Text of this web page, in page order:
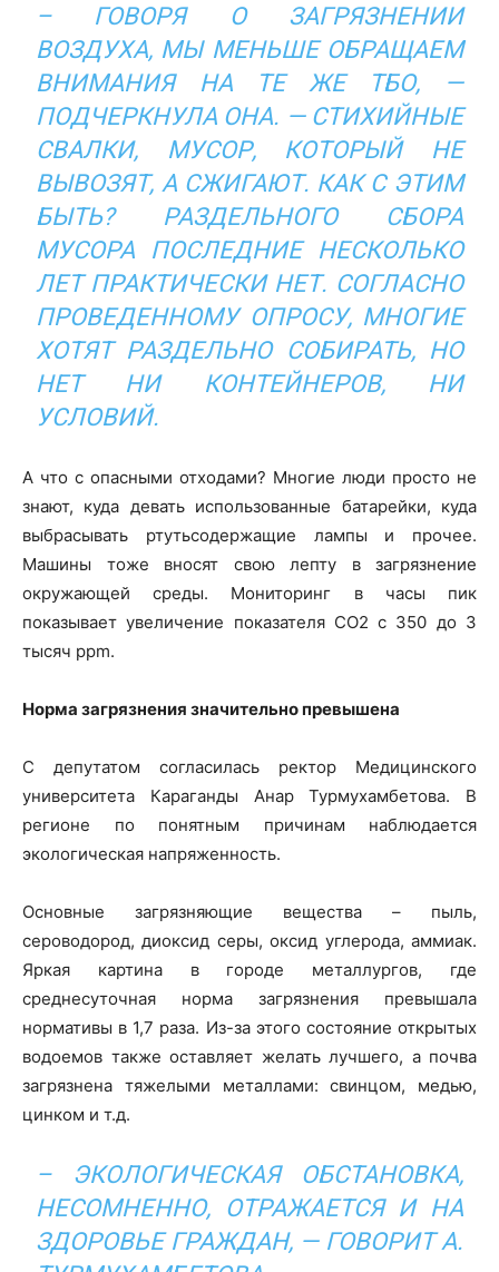
– ГОВОРЯ О ЗАГРЯЗНЕНИИ
ВОЗДУХА, МЫ МЕНЬШЕ ОБРАЩАЕМ
ВНИМАНИЯ НА ТЕ ЖЕ ТБО, —
ПОДЧЕРКНУЛА ОНА. — СТИХИЙНЫЕ
СВАЛКИ, МУСОР, КОТОРЫЙ НЕ
ВЫВОЗЯТ, А СЖИГАЮТ. КАК С ЭТИМ
БЫТЬ? РАЗДЕЛЬНОГО СБОРА
МУСОРА ПОСЛЕДНИЕ НЕСКОЛЬКО
ЛЕТ ПРАКТИЧЕСКИ НЕТ. СОГЛАСНО
ПРОВЕДЕННОМУ ОПРОСУ, МНОГИЕ
ХОТЯТ РАЗДЕЛЬНО СОБИРАТЬ, НО
НЕТ НИ КОНТЕЙНЕРОВ, НИ
УСЛОВИЙ.
А что с опасными отходами? Многие люди просто не
знают, куда девать использованные батарейки, куда
выбрасывать ртутьсодержащие лампы и прочее.
Машины тоже вносят свою лепту в загрязнение
окружающей среды. Мониторинг в часы пик
показывает увеличение показателя СО2 с 350 до 3
тысяч ppm.
Норма загрязнения значительно превышена
С депутатом согласилась ректор Медицинского
университета Караганды Анар Турмухамбетова. В
регионе по понятным причинам наблюдается
экологическая напряженность.
Основные загрязняющие вещества – пыль,
сероводород, диоксид серы, оксид углерода, аммиак.
Яркая картина в городе металлургов, где
среднесуточная норма загрязнения превышала
нормативы в 1,7 раза. Из-за этого состояние открытых
водоемов также оставляет желать лучшего, а почва
загрязнена тяжелыми металлами: свинцом, медью,
цинком и т.д.
– ЭКОЛОГИЧЕСКАЯ ОБСТАНОВКА,
НЕСОМНЕННО, ОТРАЖАЕТСЯ И НА
ЗДОРОВЬЕ ГРАЖДАН, — ГОВОРИТ А.